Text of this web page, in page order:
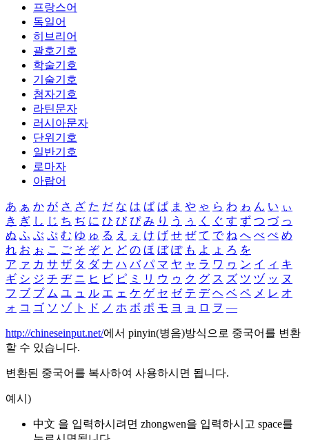
프랑스어
독일어
히브리어
괄호기호
학술기호
기술기호
첨자기호
라틴문자
러시아문자
단위기호
일반기호
로마자
아랍어
あ ぁ か が さ ざ た だ な は ば ぱ ま や ゃ ら わ ゎ ん い ぃ
き ぎ し じ ち ぢ に ひ び ぴ み り う ぅ く ぐ す ず つ づ っ
ぬ ふ ぶ ぷ む ゆ ゅ る え ぇ け げ せ ぜ て で ね へ べ ぺ め
れ お ぉ こ ご そ ぞ と ど の ほ ぼ ぽ も よ ょ ろ を
ア ァ カ サ ザ タ ダ ナ ハ バ パ マ ヤ ャ ラ ワ ヮ ン イ ィ キ
ギ シ ジ チ ヂ ニ ヒ ビ ピ ミ リ ウ ゥ ク グ ス ズ ツ ヅ ッ ヌ
フ ブ プ ム ユ ュ ル エ ェ ケ ゲ セ ゼ テ デ ヘ ベ ペ メ レ オ
ォ コ ゴ ソ ゾ ト ド ノ ホ ボ ポ モ ヨ ョ ロ ヲ ―
http://chineseinput.net/에서 pinyin(병음)방식으로 중국어를 변환
할 수 있습니다.
변환된 중국어를 복사하여 사용하시면 됩니다.
예시)
中文 을 입력하시려면 zhongwen을 입력하시고 space를